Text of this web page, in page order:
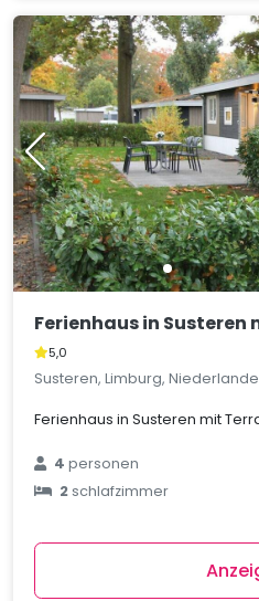
Ferienhaus in Susteren
5,0
Susteren, Limburg, Niederlande
Ferienhaus in Susteren mit
4personen
2schlafzimmer